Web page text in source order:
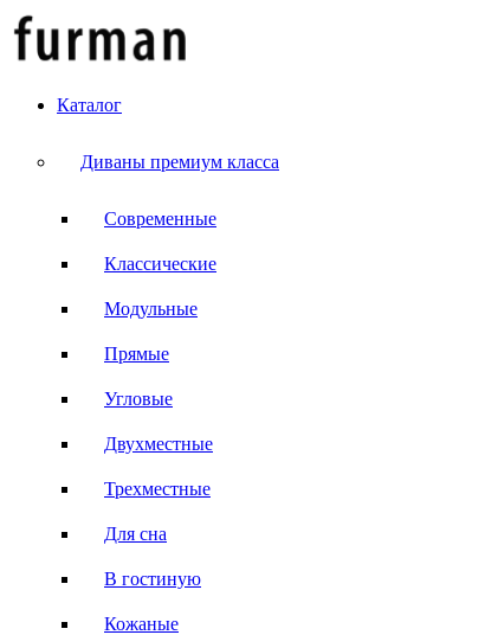
Каталог
Диваны премиум класса
Современные
Классические
Модульные
Прямые
Угловые
Двухместные
Трехместные
Для сна
В гостиную
Кожаные